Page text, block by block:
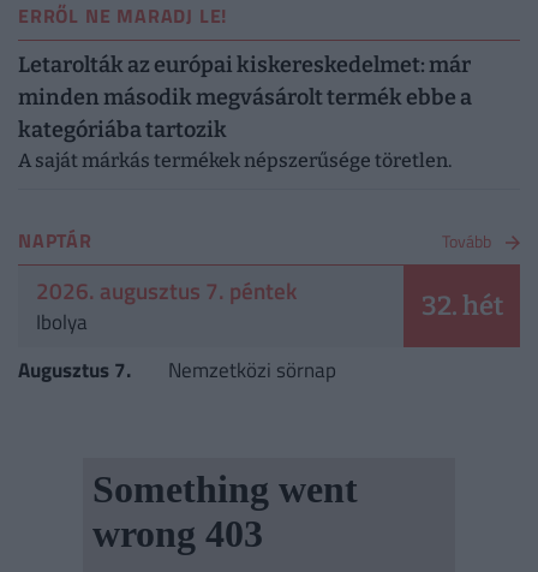
ERRŐL NE MARADJ LE!
Letarolták az európai kiskereskedelmet: már
minden második megvásárolt termék ebbe a
kategóriába tartozik
A saját márkás termékek népszerűsége töretlen.
NAPTÁR Tovább
2026. augusztus 7. péntek
Ibolya 32. hét
Augusztus 7. Nemzetközi sörnap